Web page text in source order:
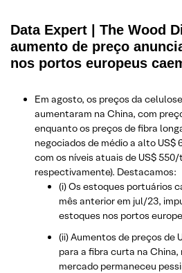
Data Expert | The Wood
aumento de preço
nos portos europeus
Em agosto, os preços da
aumentaram na China, com
enquanto os preços de fibra
negociados de médio a alto US$
com os níveis atuais de US$
respectivamente). Destacamos:
(i) Os estoques portuários
mês anterior em jul/23,
estoques nos portos
(ii) Aumentos de preços de
para a fibra curta na
mercado permaneceu